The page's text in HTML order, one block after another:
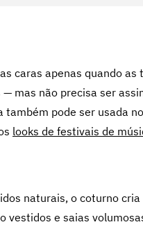
caras apenas quando
mas não precisa ser
pode ser usada
looks de festivais de
naturais, o coturno
e saias